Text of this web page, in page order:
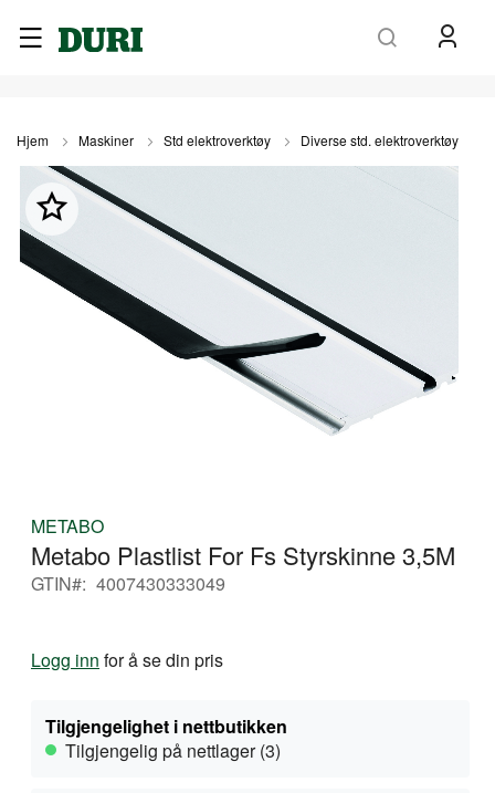
Hjem Maskiner Std elektroverktøy Diverse std. elektroverktøy
slutten
bildegalleri
begynnelsen
METABO
Metabo Plastlist For Fs Styrskinne 3,5M
GTIN 4007430333049
Logg inn for å se din pris
Tilgjengelighet i nettbutikken
Tilgjengelig på nettlager (3)